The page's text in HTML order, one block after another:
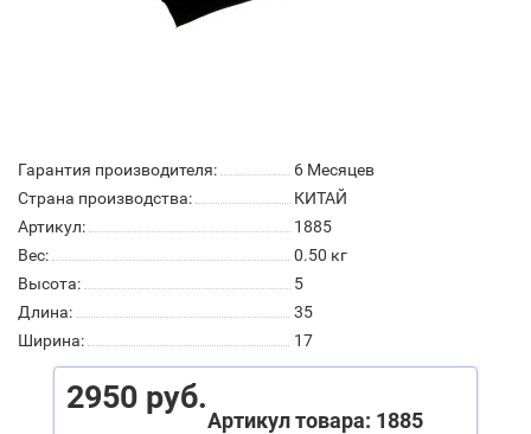
Гарантия производителя:
6 Месяцев
Страна производства:
КИТАЙ
Артикул:
1885
Вес:
0.50 кг
Высота:
5
Длина:
35
Ширина:
17
2950 руб.
Артикул товара: 1885